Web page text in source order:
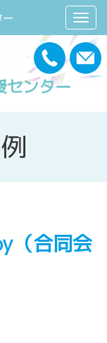
センター
（合同会